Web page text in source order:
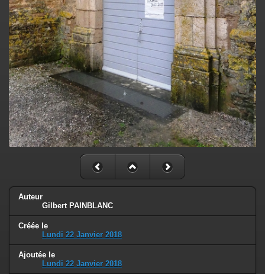
Auteur
Gilbert PAINBLANC
Créée le
Lundi 22 Janvier 2018
Ajoutée le
Lundi 22 Janvier 2018